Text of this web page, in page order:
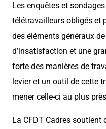
Les enquêtes et
télétravailleurs obligés et
des éléments généraux
d’insatisfaction et une
forte des manières de
levier et un outil de cette
mener celle-ci au plus
La CFDT Cadres